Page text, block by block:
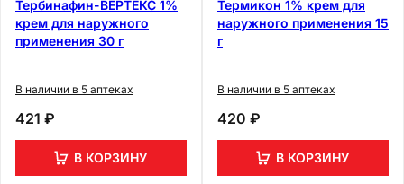
Тербинафин-ВЕРТЕКС 1%
крем для наружного
применения 30 г
В наличии в 5 аптеках
421 ₽
В КОРЗИНУ
Термикон 1% крем для
наружного применения 15
г
В наличии в 5 аптеках
420 ₽
В КОРЗИНУ